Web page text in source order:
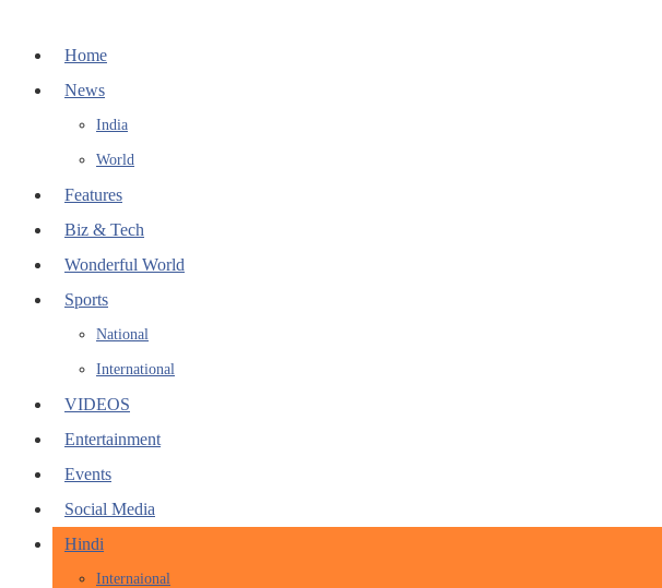
Home
News
India
World
Features
Biz & Tech
Wonderful World
Sports
National
International
VIDEOS
Entertainment
Events
Social Media
Hindi
Internaional